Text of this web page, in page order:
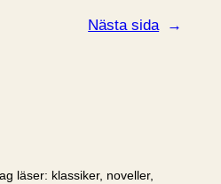
Nästa sida →
läser: klassiker, noveller,